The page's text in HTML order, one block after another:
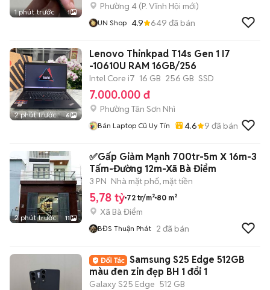
1 phút trước 1
Phường 4 (P. Vĩnh Hội mới)
UN Shop 4.9 649 đã bán
2 phút trước 6
Lenovo Thinkpad T14s Gen 1 I7
-10610U RAM 16GB/256
Intel Core i7 16 GB 256 GB SSD
7.000.000 đ
Phường Tân Sơn Nhì
Bán Laptop Cũ Uy Tín 4.6 9 đã bán
2 phút trước 11
✅Gấp Giảm Mạnh 700tr-5m X 16m-3
Tấm-Đường 12m-Xã Bà Điểm
3 PN Nhà mặt phố, mặt tiền
5,78 tỷ 72 tr/m² 80 m²
Xã Bà Điểm
BĐS Thuận Phát 2 đã bán
Samsung S25 Edge 512GB
màu đen zin đẹp BH 1 đổi 1
Galaxy S25 Edge 512 GB